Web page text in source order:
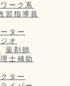
ーク系
習指導員
ター
オ
薬剤師
士補助
ター